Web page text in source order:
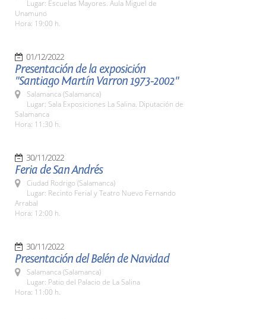
Lugar: Escuelas Mayores. Aula Miguel de
Unamuno
Hora: 19:00 h.
01/12/2022
Presentación de la exposición
"Santiago Martín Varron 1973-2002"
Salamanca (Salamanca)
Lugar: Sala Exposiciones La Salina. Diputación de
Salamanca
Hora: 11:30 h.
30/11/2022
Feria de San Andrés
Ciudad Rodrigo (Salamanca)
Lugar: Recinto Ferial y Teatro Nuevo Fernando
Arrabal
Hora: 12:00 h.
30/11/2022
Presentación del Belén de Navidad
Salamanca (Salamanca)
Lugar: Patio del Palacio de La Salina
Hora: 11:00 h.